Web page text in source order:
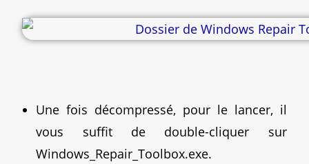
Une fois décompressé, pour le lancer, il
vous suffit de double-cliquer sur
Windows_Repair_Toolbox.exe.